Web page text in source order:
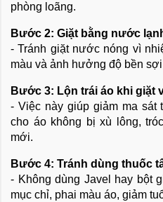
phòng loãng.
Bước 2: Giặt bằng nước
- Tránh giặt nước nóng vì
màu và ảnh hưởng độ bền
Bước 3: Lộn trái áo khi giặt
- Việc này giúp giảm ma
cho áo không bị xù lông,
mới.
Bước 4: Tránh dùng thuốc
- Không dùng Javel hay bột
mục chỉ, phai màu áo, giảm